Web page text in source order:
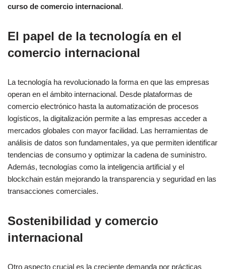
curso de comercio internacional.
El papel de la tecnología en el
comercio internacional
La tecnología ha revolucionado la forma en que las empresas
operan en el ámbito internacional. Desde plataformas de
comercio electrónico hasta la automatización de procesos
logísticos, la digitalización permite a las empresas acceder a
mercados globales con mayor facilidad. Las herramientas de
análisis de datos son fundamentales, ya que permiten identificar
tendencias de consumo y optimizar la cadena de suministro.
Además, tecnologías como la inteligencia artificial y el
blockchain están mejorando la transparencia y seguridad en las
transacciones comerciales.
Sostenibilidad y comercio
internacional
Otro aspecto crucial es la creciente demanda por prácticas